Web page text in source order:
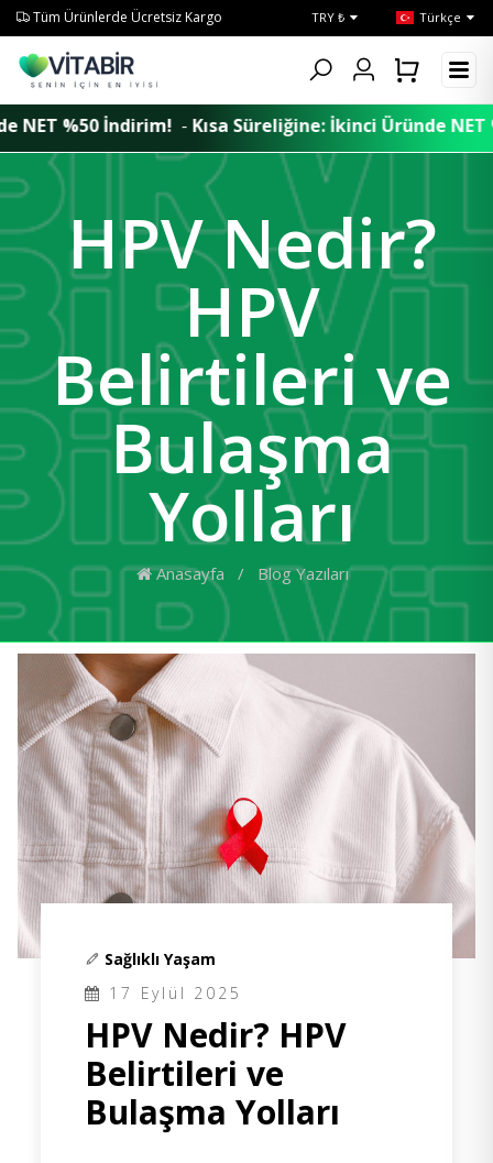
Tüm Ürünlerde Ücretsiz Kargo TRY ₺ Türkçe
-Kısa Süreliğine: İkinci Üründe NET %50 İndirim!
HPV Nedir?
HPV
Belirtileri ve
Bulaşma
Yolları
Anasayfa / Blog Yazıları
Sağlıklı Yaşam
17 Eylül 2025
HPV Nedir? HPV
Belirtileri ve
Bulaşma Yolları